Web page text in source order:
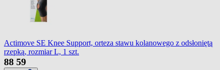
Actimove SE Knee Support, orteza stawu kolanowego z odsłoniętą
rzepką, rozmiar L, 1 szt.
88 59